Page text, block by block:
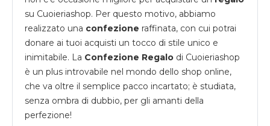
su Cuoieriashop. Per questo motivo, abbiamo
realizzato una confezione raffinata, con cui potrai
donare ai tuoi acquisti un tocco di stile unico e
inimitabile. La Confezione Regalo di Cuoieriashop
è un plus introvabile nel mondo dello shop online,
che va oltre il semplice pacco incartato; è studiata,
senza ombra di dubbio, per gli amanti della
perfezione!